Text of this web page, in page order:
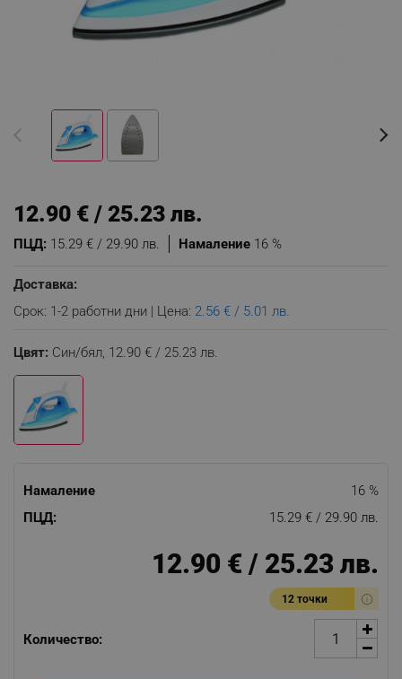
Намаление 16 %
ПЦД: 15.29 € / 29.90 лв.
12.90 € / 25.23 лв.
Доставка:
Срок: 1-2 работни дни | Цена: 2.56 € / 5.01 лв.
Цвят: Син/бял, 12.90 € / 25.23 лв.
Намаление
16 %
ПЦД:
15.29 € / 29.90 лв.
12.90 € / 25.23 лв.
12 точки
Количество: